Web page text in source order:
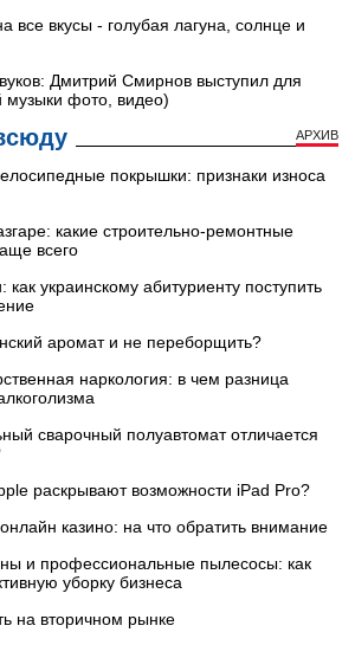
все вкусы - голубая лагуна, солнце и
Дмитрий Смирнов выступил для
музыки фото, видео)
АРХИВ
покрышки: признаки износа
какие строительно-ремонтные
всего
украинскому абитуриенту поступить
аромат и не переборщить?
наркология: в чем разница
сварочный полуавтомат отличается
раскрывают возможности iPad Pro?
казино: на что обратить внимание
и профессиональные пылесосы: как
уборку бизнеса
на вторичном рынке